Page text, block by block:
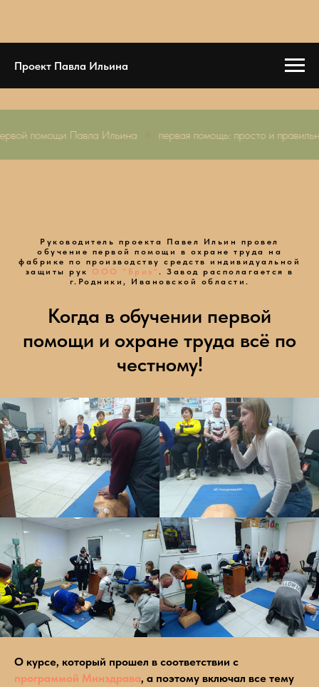
Проект Павла Ильина
первой помощи Павла Ильина первая помощь: просто и
Руководитель проекта Павел Ильин провел
обучение первой помощи в охране труда на
фабрике по производству средств индивидуальной
защиты рук ООО "Бриз" . Завод располагается в
г.Родники, Ивановской области.
Когда в обучении первой
помощи и охране труда всё по
честному!
О курсе, который прошел в соответствии с
программой Минздрава, а поэтому включал все тему